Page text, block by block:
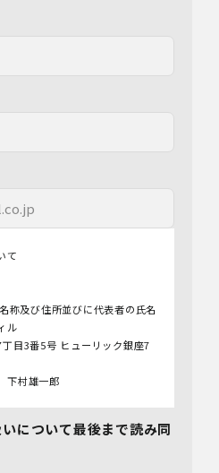
て
称及び住所並びに代表者の氏名
ル
目3番5号 ヒューリック銀座7
下村雄一郎
について最後まで読み同